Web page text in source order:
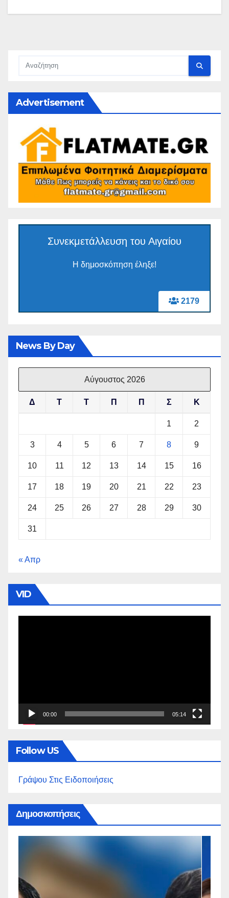
Advertisement
2179
Συνεκμετάλλευση του Αιγαίου
Η δημοσκόπηση έληξε!
News By Day
Αύγουστος 2026
Δ Τ Τ Π Π Σ Κ
1 2
3 4 5 6 7 8 9
10 11 12 13 14 15 16
17 18 19 20 21 22 23
24 25 26 27 28 29 30
31
« Απρ
VID
00:00 05:14
Follow US
Γράψου Στις Ειδοποιήσεις
Δημοσκοπήσεις